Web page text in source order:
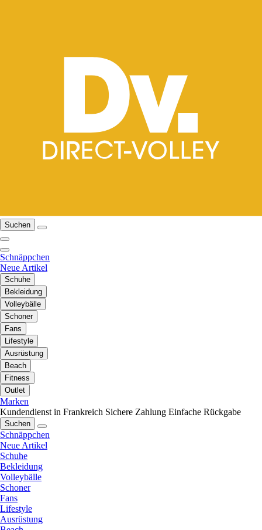
Suchen
Schnäppchen
Neue Artikel
Schuhe
Bekleidung
Volleybälle
Schoner
Fans
Lifestyle
Ausrüstung
Beach
Fitness
Outlet
Marken
Kundendienst in Frankreich Sichere Zahlung Einfache Rückgabe
Suchen
Schnäppchen
Neue Artikel
Schuhe
Bekleidung
Volleybälle
Schoner
Fans
Lifestyle
Ausrüstung